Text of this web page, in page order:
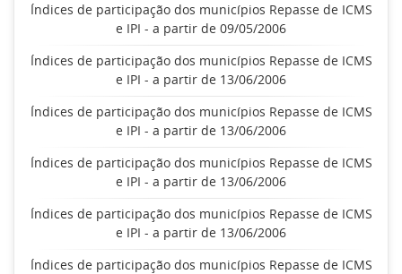
Índices de participação dos municípios Repasse de ICMS
e IPI - a partir de 09/05/2006
Índices de participação dos municípios Repasse de ICMS
e IPI - a partir de 13/06/2006
Índices de participação dos municípios Repasse de ICMS
e IPI - a partir de 13/06/2006
Índices de participação dos municípios Repasse de ICMS
e IPI - a partir de 13/06/2006
Índices de participação dos municípios Repasse de ICMS
e IPI - a partir de 13/06/2006
Índices de participação dos municípios Repasse de ICMS